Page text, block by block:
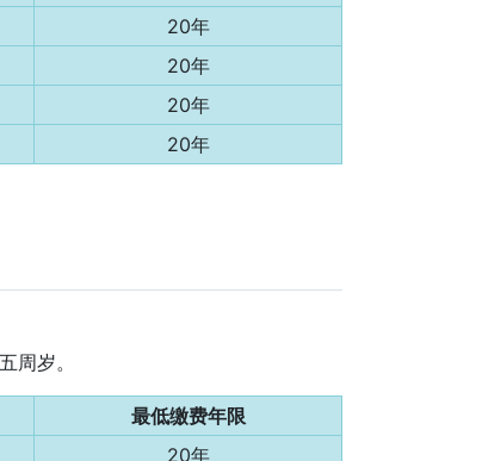
20年
20年
20年
20年
周岁。
最低缴费年限
20年